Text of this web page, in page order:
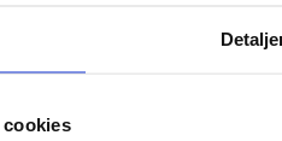
cookies
ny inspiration, så skriv til